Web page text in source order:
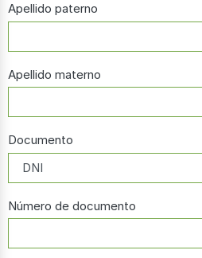
Apellido paterno
Apellido materno
Documento
Número de documento